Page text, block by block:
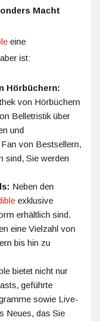
Macht
eine
ist:
Hörbüchern:
von Hörbüchern
Belletristik über
und
von Bestsellern,
sind, Sie werden
Neben den
exklusive
erhältlich sind.
eine Vielzahl von
bis hin zu
bietet nicht nur
geführte
sowie Live-
Neues, das Sie